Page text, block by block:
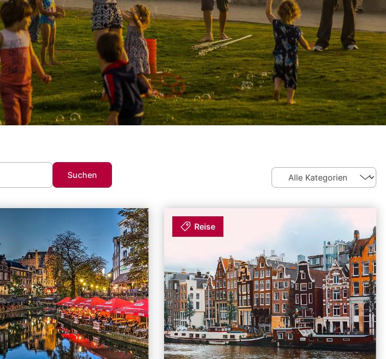
Suchen
Reise